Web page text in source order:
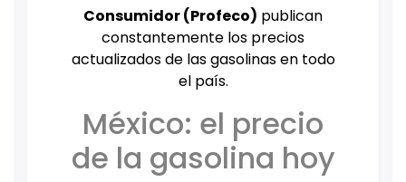
Consumidor (Profeco) publican
constantemente los precios
actualizados de las gasolinas en todo
el país.
México: el precio
de la gasolina hoy